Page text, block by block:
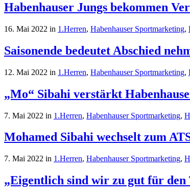
Habenhauser Jungs bekommen
16. Mai 2022 in 1.Herren, Habenhauser Sportmarketing,
Saisonende bedeutet Abschied
12. Mai 2022 in 1.Herren, Habenhauser Sportmarketing,
„Mo“ Sibahi verstärkt
7. Mai 2022 in 1.Herren, Habenhauser Sportmarketing,
Mohamed Sibahi wechselt zum
7. Mai 2022 in 1.Herren, Habenhauser Sportmarketing,
„Eigentlich sind wir zu gut für den